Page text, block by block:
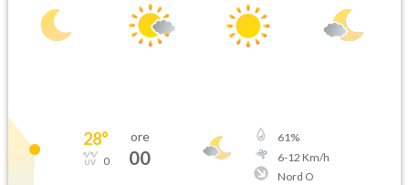
28°
0
ore
00
61%
6-12 Km/h
Nord O